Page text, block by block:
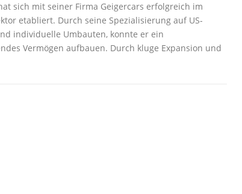
sich mit seiner Firma Geigercars erfolgreich im
etabliert. Durch seine Spezialisierung auf US-
individuelle Umbauten, konnte er ein
Vermögen aufbauen. Durch kluge Expansion und